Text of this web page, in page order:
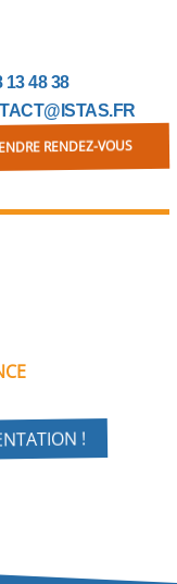
13 48 38
RENDEZ-VOUS
!